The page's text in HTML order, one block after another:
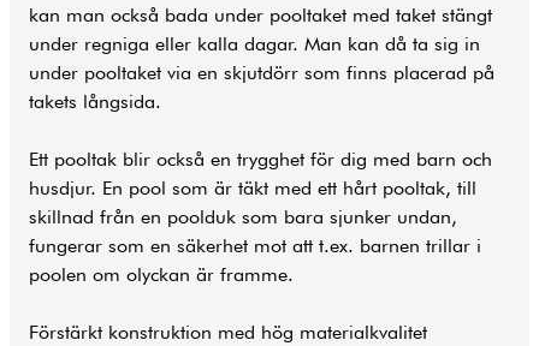
kan man också bada under pooltaket med taket stängt
under regniga eller kalla dagar. Man kan då ta sig in
under pooltaket via en skjutdörr som finns placerad på
takets långsida.
Ett pooltak blir också en trygghet för dig med barn och
husdjur. En pool som är täkt med ett hårt pooltak, till
skillnad från en poolduk som bara sjunker undan,
fungerar som en säkerhet mot att t.ex. barnen trillar i
poolen om olyckan är framme.
Förstärkt konstruktion med hög materialkvalitet